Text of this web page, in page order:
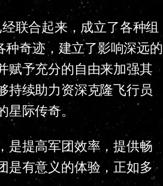
联合起来，成立了各种组
种奇迹，建立了影响深远的
赋予充分的自由来加强其
持续助力资深克隆飞行员
际传奇。
是提高军团效率，提供畅
是有意义的体验，正如多